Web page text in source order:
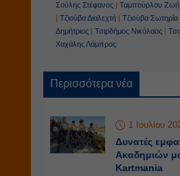
Σούλης Στέφανος| Ταμπούρλου Ζωή
Τζιούβα Διαλεχτή| Τζιούβα Σωτηρία|
Δημήτριος| Τσιρδήμος Νικόλαος|
Χαχάλης Λάμπρος
Περισσότερα νέα
1 Ιουλίου
Δυνατές
Ακαδημιών
Kartmania